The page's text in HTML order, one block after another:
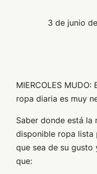
3 de junio
MIERCOLES
ropa diaria es muy
Saber donde está la
disponible ropa lista
que sea de su
que: